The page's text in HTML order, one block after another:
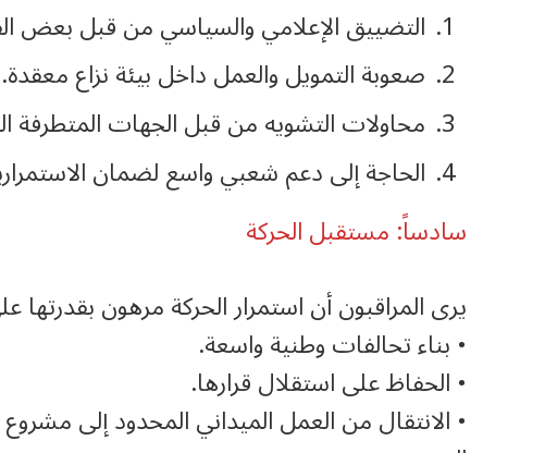
التضييق الإعلامي والسياسي من قبل بعض
صعوبة التمويل والعمل داخل بيئة نزاع معقدة.
محاولات التشويه من قبل الجهات
الحاجة إلى دعم شعبي واسع لضمان
سادساً: مستقبل الحركة
يرى المراقبون أن استمرار الحركة مرهون بقدرتها
• بناء تحالفات وطنية واسعة.
• الحفاظ على استقلال قرارها.
• الانتقال من العمل الميداني المحدود إلى